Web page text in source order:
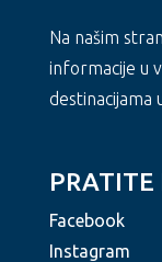
Na našim
informacije u
destinacijama
PRATITE
Facebook
Instagram